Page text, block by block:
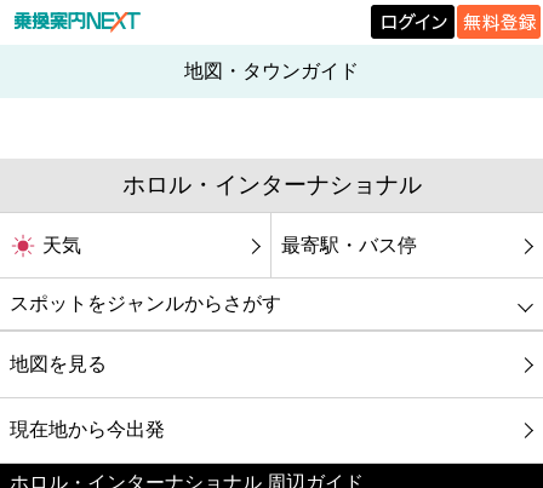
地図・タウンガイド
ホロル・インターナショナル
天気 最寄駅・バス停
スポットをジャンルからさがす
グルメ
映画
地図を見る
現在地から今出発
ホロル・インターナショナル 周辺ガイド